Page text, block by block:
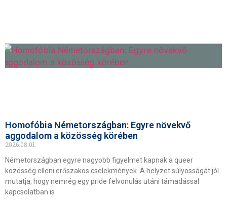
Homofóbia Németországban: Egyre növekvő
aggodalom a közösség körében
2026.08.01.
Németországban egyre nagyobb figyelmet kapnak a queer
közösség elleni erőszakos cselekmények. A helyzet súlyosságát jól
mutatja, hogy nemrég egy pride felvonulás utáni támadással
kapcsolatban is